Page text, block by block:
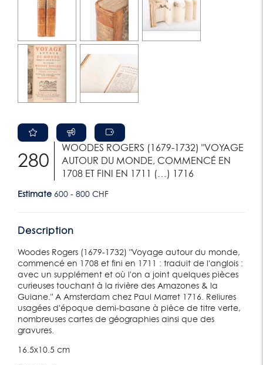
280
WOODES ROGERS (1679-1732) "VOYAGE
AUTOUR DU MONDE, COMMENCÉ EN
1708 ET FINI EN 1711 (…) 1716
Estimate 600 - 800 CHF
Description
Woodes Rogers (1679-1732) "Voyage autour du monde,
commencé en 1708 et fini en 1711 : traduit de l'anglois :
avec un supplément et où l'on a joint quelques pièces
curieuses touchant à la rivière des Amazones & la
Guiane." A Amsterdam chez Paul Marret 1716. Reliures
usagées d'époque demi-basane à pièce de titre verte,
nombreuses cartes de géographies ainsi que des
gravures.
16.5x10.5 cm